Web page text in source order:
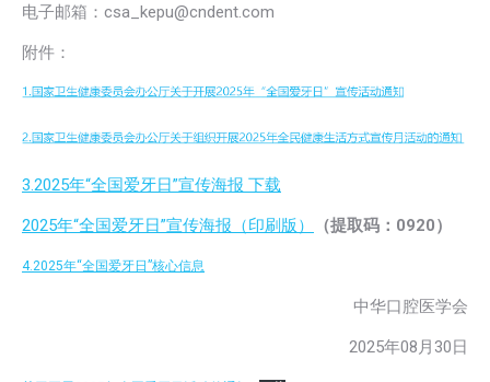
电子邮箱：csa_kepu@cndent.com
附件：
3.2025年“全国爱牙日”宣传海报 下载
2025年“全国爱牙日”宣传海报（印刷版） （提取码：0920）
4.2025年“全国爱牙日”核心信息
中华口腔医学会
2025年08月30日